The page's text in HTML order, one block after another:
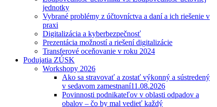
jednotky
Vybrané problémy z účtovníctva a daní a ich riešenie v
praxi
Digitalizácia a kyberbezpečnosť
Prezentácia možností a riešení digitalizácie
Transferové oceňovanie v roku 2024
Podujatia ZÚSK
Workshopy 2026
Ako sa stravovať a zostať výkonný a sústredený
v sedavom zamestnaní11.08.2026
Povinnosti podnikateľov v oblasti odpadov a
obalov – čo by mal vedieť každý